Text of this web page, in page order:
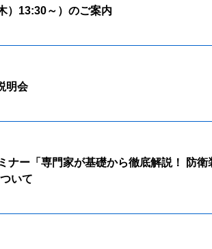
）13:30～）のご案内
明会
ナー「専門家が基礎から徹底解説！ 防
いて